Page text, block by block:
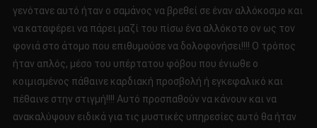
γενότανε αυτό ήταν ο σαμάνος να βρεθεί σε έναν αλλόκοσμο και
να καταφέρει να πάρει μαζί του πίσω ένα αλλόκοτο ον ως τον
φονιά στο άτομο που επιθυμούσε να δολοφονήσει!!!! Ο τρόπος
ήταν απλός, μέσο του υπέρτατου φόβου που ένιωθε ο
κοιμισμένος πάθαινε καρδιακή προσβολή ή εγκεφαλικό και
πέθαινε στην στιγμή!!!! Αυτό προσπαθούν να κάνουν και να
ανακαλύψουν ειδικά για τις μυστικές υπηρεσίες αυτό θα ήταν